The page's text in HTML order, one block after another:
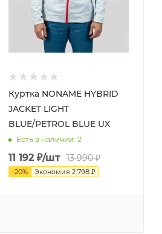
Куртка NONAME HYBRID
JACKET LIGHT
BLUE/PETROL BLUE UX
Есть в наличии: 2
11 192₽/шт 13 990₽
-20% Экономия 2 798₽